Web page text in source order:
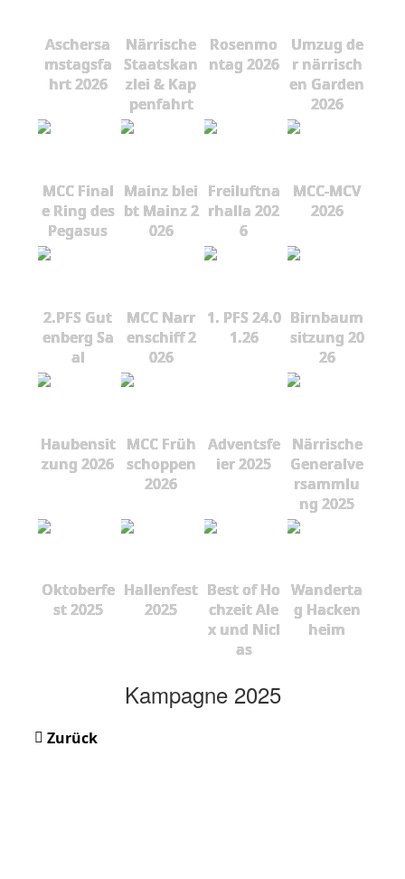
Aschersa
mstagsfa
hrt 2026
Närrische
Staatskan
zlei & Kap
penfahrt
Rosenmo
ntag 2026
Umzug de
r närrisch
en Garden
2026
MCC Final
e Ring des
Pegasus
Mainz blei
bt Mainz 2
026
Freiluftna
rhalla 202
6
MCC-MCV
2026
2.PFS Gut
enberg Sa
al
MCC Narr
enschiff 2
026
1. PFS 24.0
1.26
Birnbaum
sitzung 20
26
Haubensit
zung 2026
MCC Früh
schoppen
2026
Adventsfe
ier 2025
Närrische
Generalve
rsammlu
ng 2025
Oktoberfe
st 2025
Hallenfest
2025
Best of Ho
chzeit Ale
x und Nicl
as
Wanderta
g Hacken
heim
Kampagne 2025
Zurück